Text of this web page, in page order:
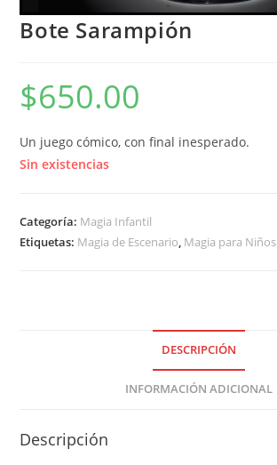
Bote Sarampión
$650.00
Un juego cómico, con final inesperado.
Sin existencias
Categoría: Magia Infantil
Etiquetas: Magia de Escenario, Magia para Niños
DESCRIPCIÓN
INFORMACIÓN ADICIONAL
Descripción